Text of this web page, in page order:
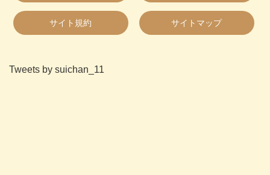
サイト規約 サイトマップ
Tweets by suichan_11